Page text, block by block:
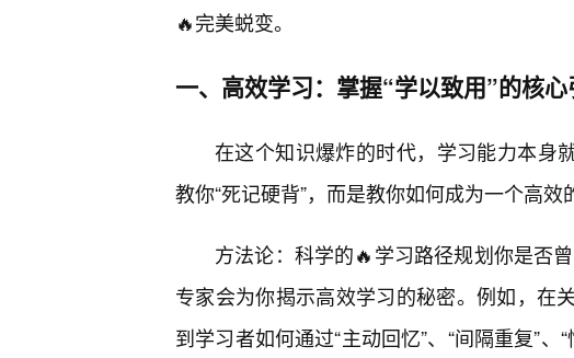
🔥完美蜕变。
一、高效学习：掌握“学以致用”的核
在这个知识爆炸的时代，学习能力本身
教你“死记硬背”，而是教你如何成为一个高效
方法论：科学的🔥学习路径规划你是否
专家会为你揭示高效学习的秘密。例如，在
到学习者如何通过“主动回忆”、“间隔重复”